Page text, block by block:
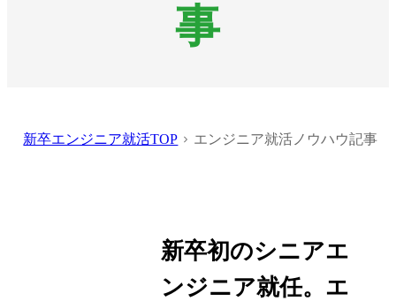
事
新卒エンジニア就活TOP エンジニア就活ノウハウ記事
新卒初のシニアエ
ンジニア就任。エ